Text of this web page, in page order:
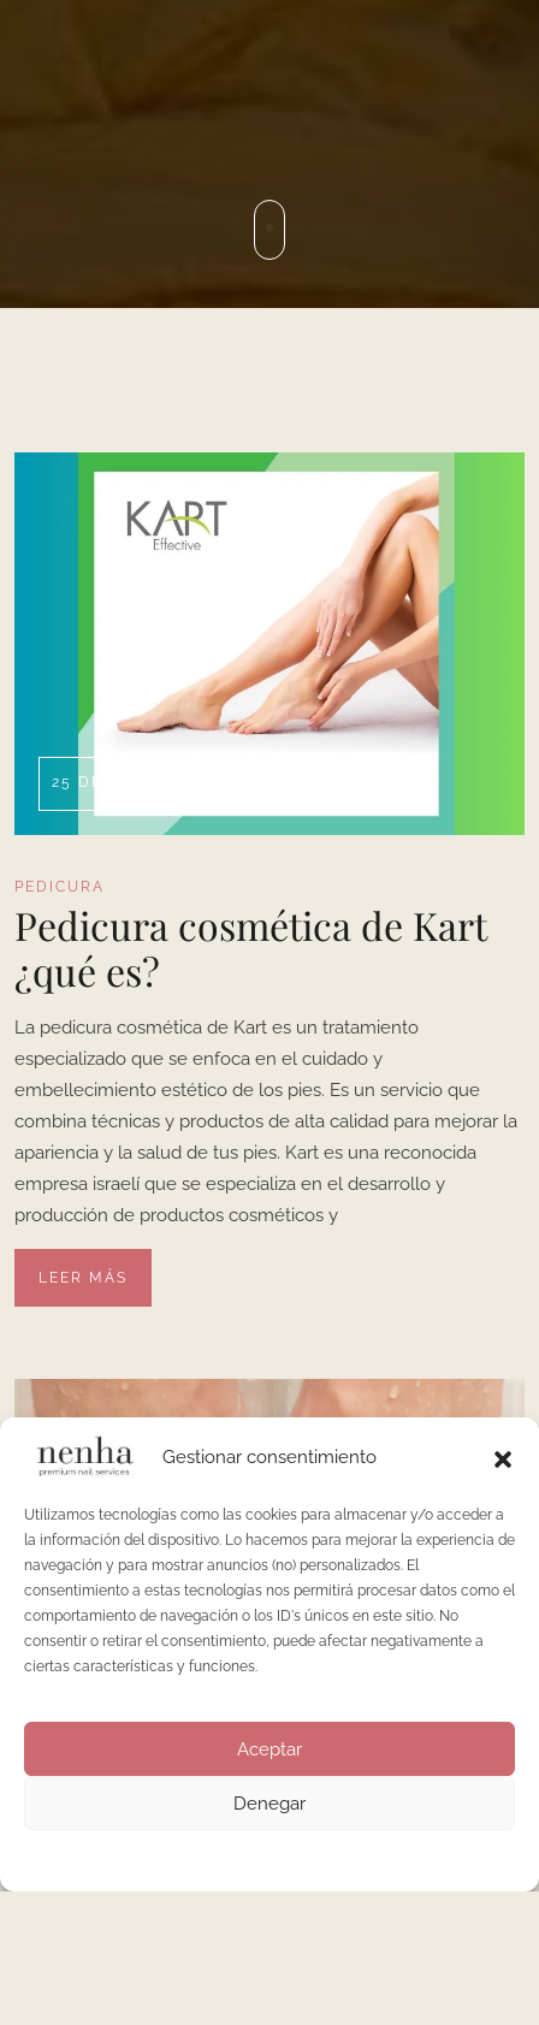
Gestionar consentimiento
Utilizamos tecnologías como las cookies para almacenar y/o acceder a
la información del dispositivo. Lo hacemos para mejorar la experiencia de
navegación y para mostrar anuncios (no) personalizados. El
consentimiento a estas tecnologías nos permitirá procesar datos como el
comportamiento de navegación o los ID's únicos en este sitio. No
consentir o retirar el consentimiento, puede afectar negativamente a
ciertas características y funciones.
Aceptar
Denegar
25 DE JUNIO DE 2023
PEDICURA
Pedicura cosmética de Kart
¿qué es?
La pedicura cosmética de Kart es un tratamiento
especializado que se enfoca en el cuidado y
embellecimiento estético de los pies. Es un servicio que
combina técnicas y productos de alta calidad para mejorar la
apariencia y la salud de tus pies. Kart es una reconocida
empresa israelí que se especializa en el desarrollo y
producción de productos cosméticos y
LEER MÁS
12 DE SEPTIEMBRE DE 2017
PEDICURA
Descubre el tratamiento de